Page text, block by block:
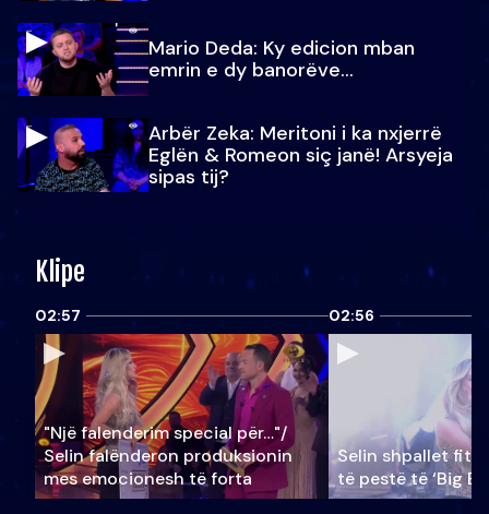
Mario Deda: Ky edicion mban
emrin e dy banorëve...
Arbër Zeka: Meritoni i ka nxjerrë
Eglën & Romeon siç janë! Arsyeja
sipas tij?
Klipe
02:57
"Një falenderim special për…"/
Selin falënderon produksionin
mes emocionesh të forta
02:56
Selin shpallet
të pestë të ‘Big